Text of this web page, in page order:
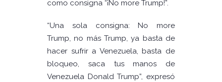
como consigna “¡No more Trump!”.
“Una sola consigna: No more
Trump, no más Trump, ya basta de
hacer sufrir a Venezuela, basta de
bloqueo, saca tus manos de
Venezuela Donald Trump”, expresó